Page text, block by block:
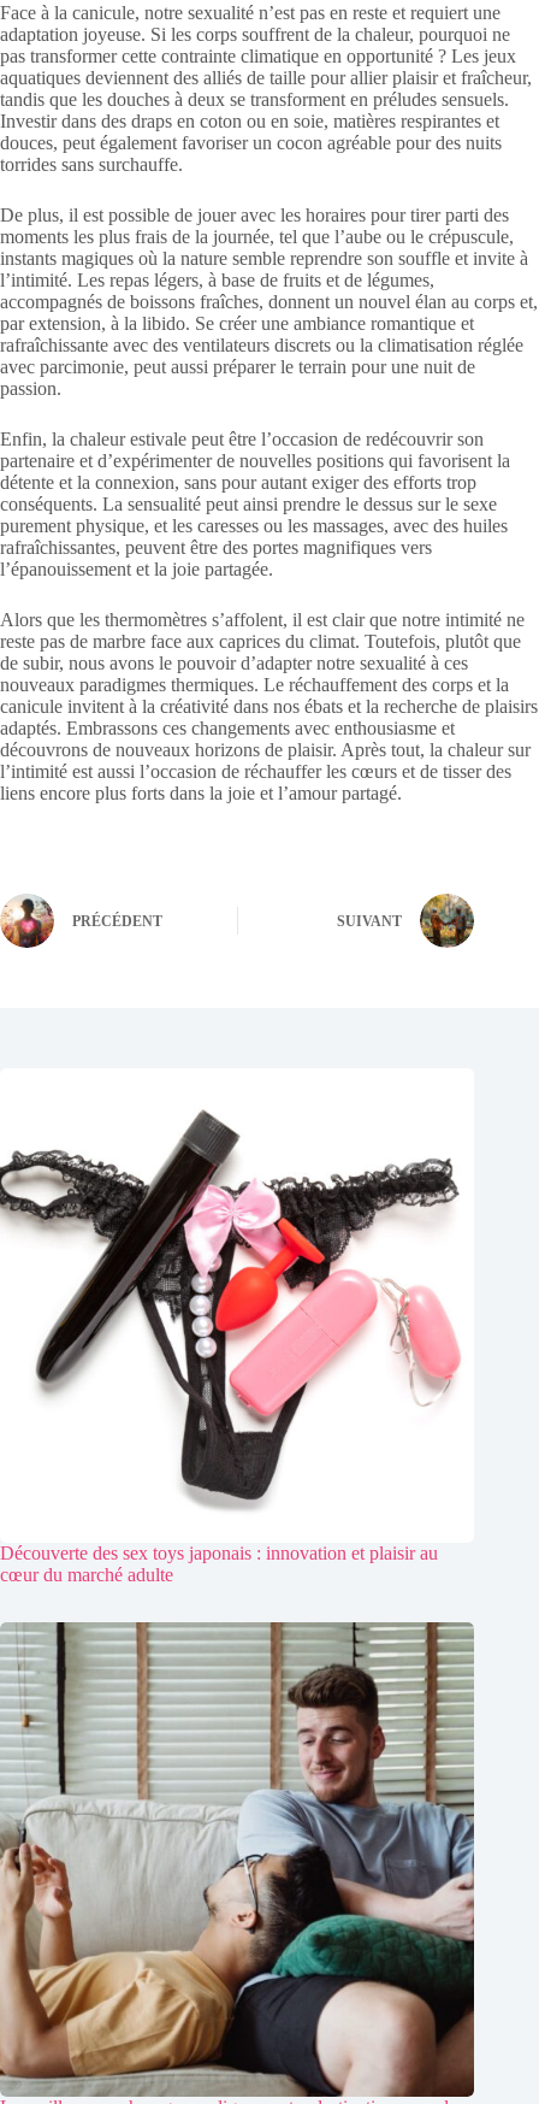
Face à la canicule, notre sexualité n’est pas en reste et requiert une
adaptation joyeuse. Si les corps souffrent de la chaleur, pourquoi ne
pas transformer cette contrainte climatique en opportunité ? Les jeux
aquatiques deviennent des alliés de taille pour allier plaisir et fraîcheur,
tandis que les douches à deux se transforment en préludes sensuels.
Investir dans des draps en coton ou en soie, matières respirantes et
douces, peut également favoriser un cocon agréable pour des nuits
torrides sans surchauffe.
De plus, il est possible de jouer avec les horaires pour tirer parti des
moments les plus frais de la journée, tel que l’aube ou le crépuscule,
instants magiques où la nature semble reprendre son souffle et invite à
l’intimité. Les repas légers, à base de fruits et de légumes,
accompagnés de boissons fraîches, donnent un nouvel élan au corps et,
par extension, à la libido. Se créer une ambiance romantique et
rafraîchissante avec des ventilateurs discrets ou la climatisation réglée
avec parcimonie, peut aussi préparer le terrain pour une nuit de
passion.
Enfin, la chaleur estivale peut être l’occasion de redécouvrir son
partenaire et d’expérimenter de nouvelles positions qui favorisent la
détente et la connexion, sans pour autant exiger des efforts trop
conséquents. La sensualité peut ainsi prendre le dessus sur le sexe
purement physique, et les caresses ou les massages, avec des huiles
rafraîchissantes, peuvent être des portes magnifiques vers
l’épanouissement et la joie partagée.
Alors que les thermomètres s’affolent, il est clair que notre intimité ne
reste pas de marbre face aux caprices du climat. Toutefois, plutôt que
de subir, nous avons le pouvoir d’adapter notre sexualité à ces
nouveaux paradigmes thermiques. Le réchauffement des corps et la
canicule invitent à la créativité dans nos ébats et la recherche de plaisirs
adaptés. Embrassons ces changements avec enthousiasme et
découvrons de nouveaux horizons de plaisir. Après tout, la chaleur sur
l’intimité est aussi l’occasion de réchauffer les cœurs et de tisser des
liens encore plus forts dans la joie et l’amour partagé.
PRÉCÉDENT SUIVANT
Découverte des sex toys japonais : innovation et plaisir au
cœur du marché adulte